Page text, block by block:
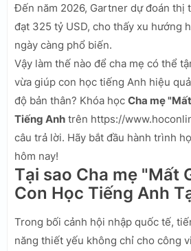
Đến năm 2026, Gartner dự đoán thị
đạt 325 tỷ USD, cho thấy xu hướng
ngày càng phổ biến.
Vậy làm thế nào để cha mẹ có thể
vừa giúp con học tiếng Anh hiệu
độ bản thân? Khóa học Cha mẹ
Tiếng Anh trên https://
câu trả lời. Hãy bắt đầu hành trình
hôm nay!
Tại sao Cha mẹ "Mất
Con Học Tiếng Anh
Trong bối cảnh hội nhập quốc tế,
năng thiết yếu không chỉ cho công